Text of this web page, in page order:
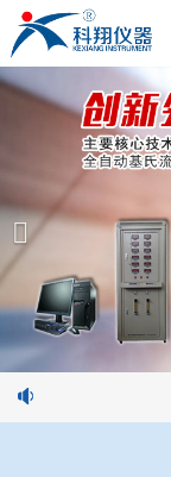
世界杯
世界杯购买平台网
产品展示
焦炭高温性能检测系
焦化行业检测及优化
球团矿/烧结矿/块矿
烧结/球团优化配矿
公司简介
世界杯购买平台网
企业业绩
技术交流
。